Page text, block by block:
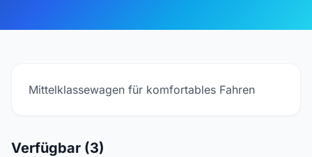
Mittelklassewagen für komfortables Fahren
Verfügbar (3)